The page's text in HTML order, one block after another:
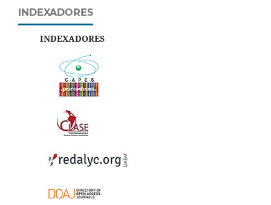
INDEXADORES
INDEXADORES